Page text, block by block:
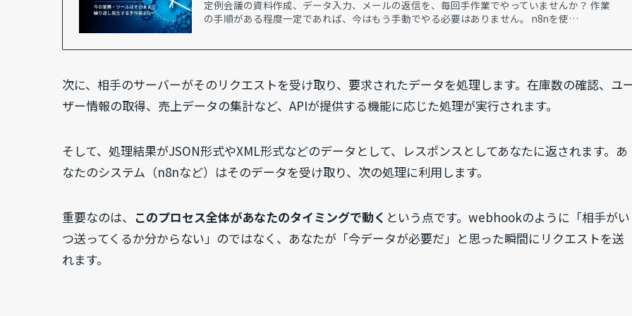
定例会議の資料作成、データ入力、メールの返信を、毎回手作業でやっていませんか？ 作業
の手順がある程度一定であれば、今はもう手動でやる必要はありません。 n8nを使…
次に、相手のサーバーがそのリクエストを受け取り、要求されたデータを処理します。在庫数の確認、ユ
ザー情報の取得、売上データの集計など、APIが提供する機能に応じた処理が実行されます。
そして、処理結果がJSON形式やXML形式などのデータとして、レスポンスとしてあなたに返されます。あ
なたのシステム（n8nなど）はそのデータを受け取り、次の処理に利用します。
重要なのは、 このプロセス全体があなたのタイミングで動く という点です。webhookのように「相手がい
つ送ってくるか分からない」のではなく、あなたが「今データが必要だ」と思った瞬間にリクエストを送
れます。